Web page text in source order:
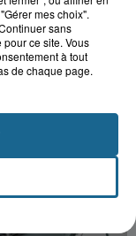
mes choix".
sans
ce site. Vous
à tout
de chaque page.